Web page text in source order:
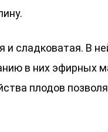
сладковатая. В
в них эфирных
плодов